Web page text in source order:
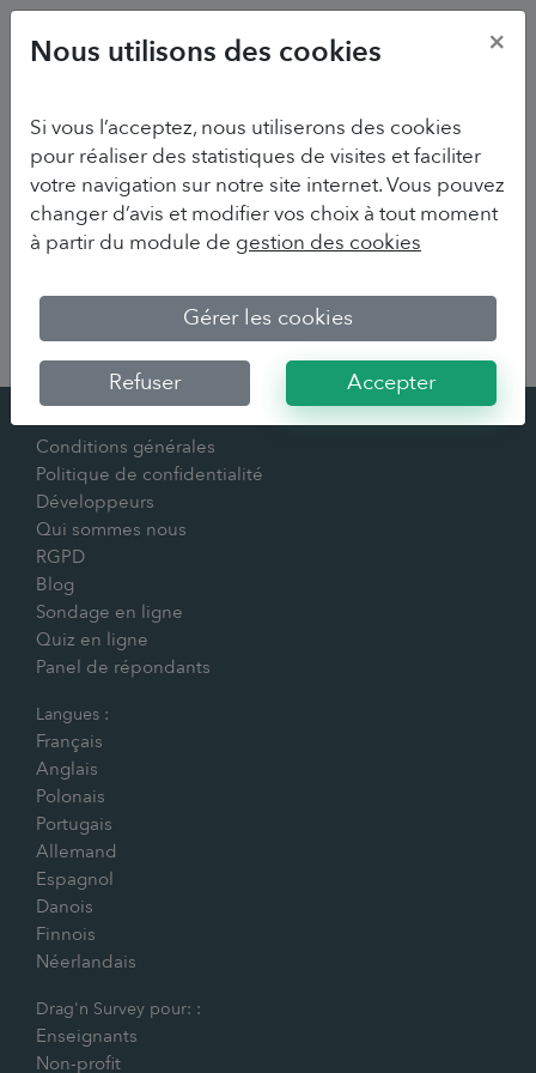
Contact
Conditions générales
Politique de confidentialité
Développeurs
Qui sommes nous
RGPD
Blog
Sondage en ligne
Quiz en ligne
Panel de répondants
Langues :
Français
Anglais
Polonais
Portugais
Allemand
Espagnol
Danois
Finnois
Néerlandais
Drag'n Survey pour: :
Enseignants
Non-profit
Nous utilisons des cookies ×
Si vous l’acceptez, nous utiliserons des cookies
pour réaliser des statistiques de visites et faciliter
votre navigation sur notre site internet. Vous pouvez
changer d’avis et modifier vos choix à tout moment
à partir du module de gestion des cookies
Gérer les cookies
Refuser Accepter